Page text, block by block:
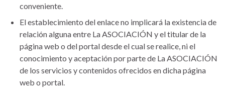
conveniente.
El establecimiento del enlace no implicará la existencia de
relación alguna entre La ASOCIACIÓN y el titular de la
página web o del portal desde el cual se realice, ni el
conocimiento y aceptación por parte de La ASOCIACIÓN
de los servicios y contenidos ofrecidos en dicha página
web o portal.